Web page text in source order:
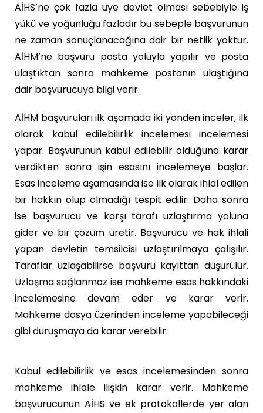
AİHS’ne çok fazla üye devlet olması sebebiyle iş
yükü ve yoğunluğu fazladır bu sebeple başvurunun
ne zaman sonuçlanacağına dair bir netlik yoktur.
AİHM’ne başvuru posta yoluyla yapılır ve posta
ulaştıktan sonra mahkeme postanın ulaştığına
dair başvurucuya bilgi verir.
AİHM başvuruları ilk aşamada iki yönden inceler, ilk
olarak kabul edilebilirlik incelemesi incelemesi
yapar. Başvurunun kabul edilebilir olduğuna karar
verdikten sonra işin esasını incelemeye başlar.
Esas inceleme aşamasında ise ilk olarak ihlal edilen
bir hakkın olup olmadığı tespit edilir. Daha sonra
ise başvurucu ve karşı tarafı uzlaştırma yoluna
gider ve bir çözüm üretir. Başvurucu ve hak ihlali
yapan devletin temsilcisi uzlaştırılmaya çalışılır.
Taraflar uzlaşabilirse başvuru kayıttan düşürülür.
Uzlaşma sağlanmaz ise mahkeme esas hakkındaki
incelemesine devam eder ve karar verir.
Mahkeme dosya üzerinden inceleme yapabileceği
gibi duruşmaya da karar verebilir.
Kabul edilebilirlik ve esas incelemesinden sonra
mahkeme ihlale ilişkin karar verir. Mahkeme
başvurucunun AİHS ve ek protokollerde yer alan